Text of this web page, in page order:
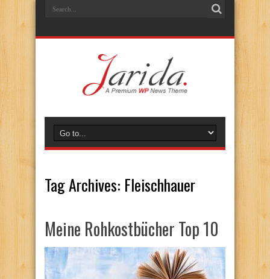
Tag Archives: Fleischhauer
Meine Rohkostbücher Top 10